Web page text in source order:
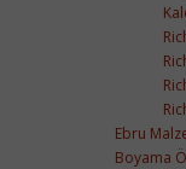
Ebru
Boyama